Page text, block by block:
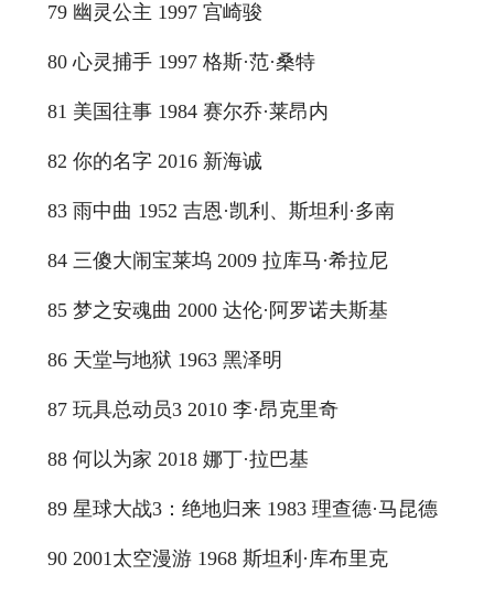
79 幽灵公主 1997 宫崎骏
80 心灵捕手 1997 格斯·范·桑特
81 美国往事 1984 赛尔乔·莱昂内
82 你的名字 2016 新海诚
83 雨中曲 1952 吉恩·凯利、斯坦利·多南
84 三傻大闹宝莱坞 2009 拉库马·希拉尼
85 梦之安魂曲 2000 达伦·阿罗诺夫斯基
86 天堂与地狱 1963 黑泽明
87 玩具总动员3 2010 李·昂克里奇
88 何以为家 2018 娜丁·拉巴基
89 星球大战3：绝地归来 1983 理查德·马昆德
90 2001太空漫游 1968 斯坦利·库布里克